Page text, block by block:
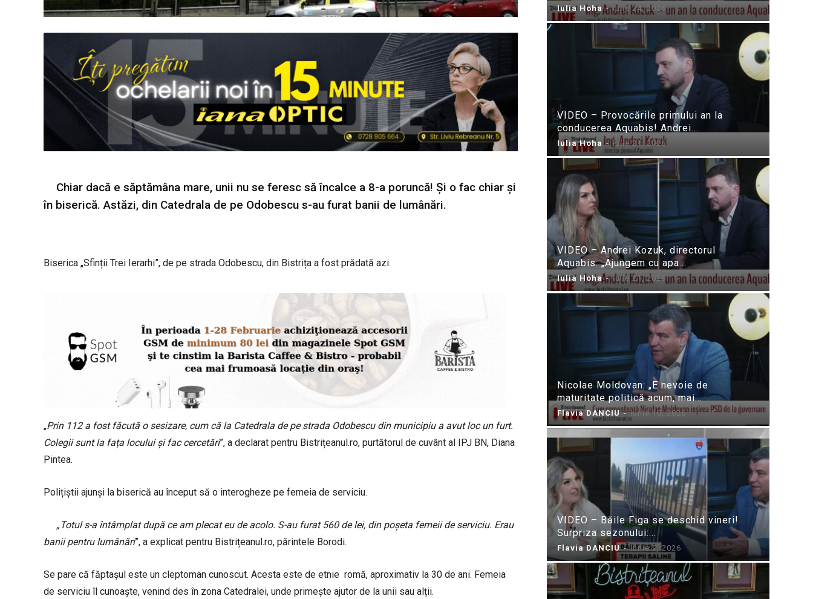
Chiar dacă e săptămâna mare, unii nu se feresc să încalce a 8-a poruncă! Și o fac chiar și
în biserică. Astăzi, din Catedrala de pe Odobescu s-au furat banii de lumânări.
Biserica „Sfinții Trei Ierarhi”, de pe strada Odobescu, din Bistrița a fost prădată azi.
„Prin 112 a fost făcută o sesizare, cum că la Catedrala de pe strada Odobescu din municipiu a avut loc un furt.
Colegii sunt la fața locului și fac cercetări”, a declarat pentru Bistrițeanul.ro, purtătorul de cuvânt al IPJ BN, Diana
Pintea.
Polițiștii ajunși la biserică au început să o interogheze pe femeia de serviciu.
„Totul s-a întâmplat după ce am plecat eu de acolo. S-au furat 560 de lei, din poșeta femeii de serviciu. Erau
banii pentru lumânări”, a explicat pentru Bistrițeanul.ro, părintele Borodi.
Se pare că făptașul este un cleptoman cunoscut. Acesta este de etnie romă, aproximativ la 30 de ani. Femeia
de serviciu îl cunoaște, venind des în zona Catedralei, unde primește ajutor de la unii sau alții.
Iulia Hoha - iulie 24, 2026
VIDEO – Provocările primului an la
conducerea Aquabis! Andrei...
Iulia Hoha - iulie 21, 2026
VIDEO – Andrei Kozuk, directorul
Aquabis: „Ajungem cu apa...
Iulia Hoha - iulie 21, 2026
Nicolae Moldovan: „E nevoie de
maturitate politică acum, mai...
Flavia DANCIU - iunie 10, 2026
VIDEO – Băile Figa se deschid vineri!
Surpriza sezonului:...
Flavia DANCIU - iunie 9, 2026